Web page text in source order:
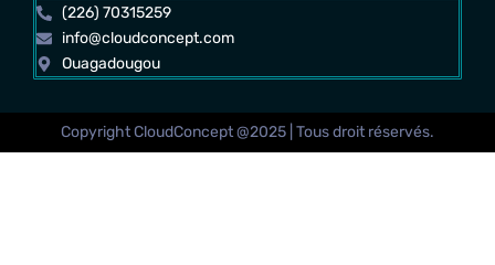
(226) 70315259
info@cloudconcept.com
Ouagadougou
Copyright CloudConcept @2025 | Tous droit réservés.